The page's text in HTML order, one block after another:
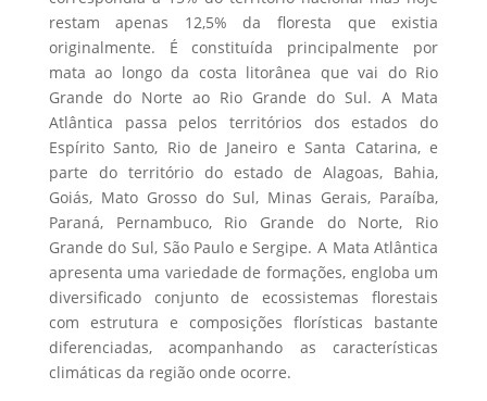
restam apenas 12,5% da floresta que existia
originalmente. É constituída principalmente por
mata ao longo da costa litorânea que vai do Rio
Grande do Norte ao Rio Grande do Sul. A Mata
Atlântica passa pelos territórios dos estados do
Espírito Santo, Rio de Janeiro e Santa Catarina, e
parte do território do estado de Alagoas, Bahia,
Goiás, Mato Grosso do Sul, Minas Gerais, Paraíba,
Paraná, Pernambuco, Rio Grande do Norte, Rio
Grande do Sul, São Paulo e Sergipe. A Mata Atlântica
apresenta uma variedade de formações, engloba um
diversificado conjunto de ecossistemas florestais
com estrutura e composições florísticas bastante
diferenciadas, acompanhando as características
climáticas da região onde ocorre.